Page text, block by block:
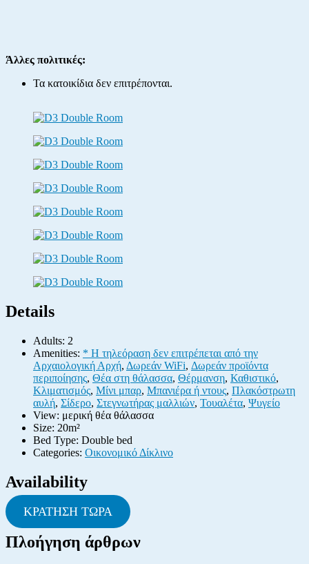
Άλλες πολιτικές:
Τα κατοικίδια δεν επιτρέπονται.
Details
Adults: 2
Amenities: * Η τηλεόραση δεν επιτρέπεται από την
Αρχαιολογική Αρχή, Δωρεάν WiFi, Δωρεάν προϊόντα
περιποίησης, Θέα στη θάλασσα, Θέρμανση, Καθιστικό,
Κλιματισμός, Μίνι μπαρ, Μπανιέρα ή ντους, Πλακόστρωτη
αυλή, Σίδερο, Στεγνωτήρας μαλλιών, Τουαλέτα, Ψυγείο
View: μερική θέα θάλασσα
Size: 20m²
Bed Type: Double bed
Categories: Οικονομικό Δίκλινο
Availability
ΚΡΑΤΗΣΗ ΤΩΡΑ
Πλοήγηση άρθρων